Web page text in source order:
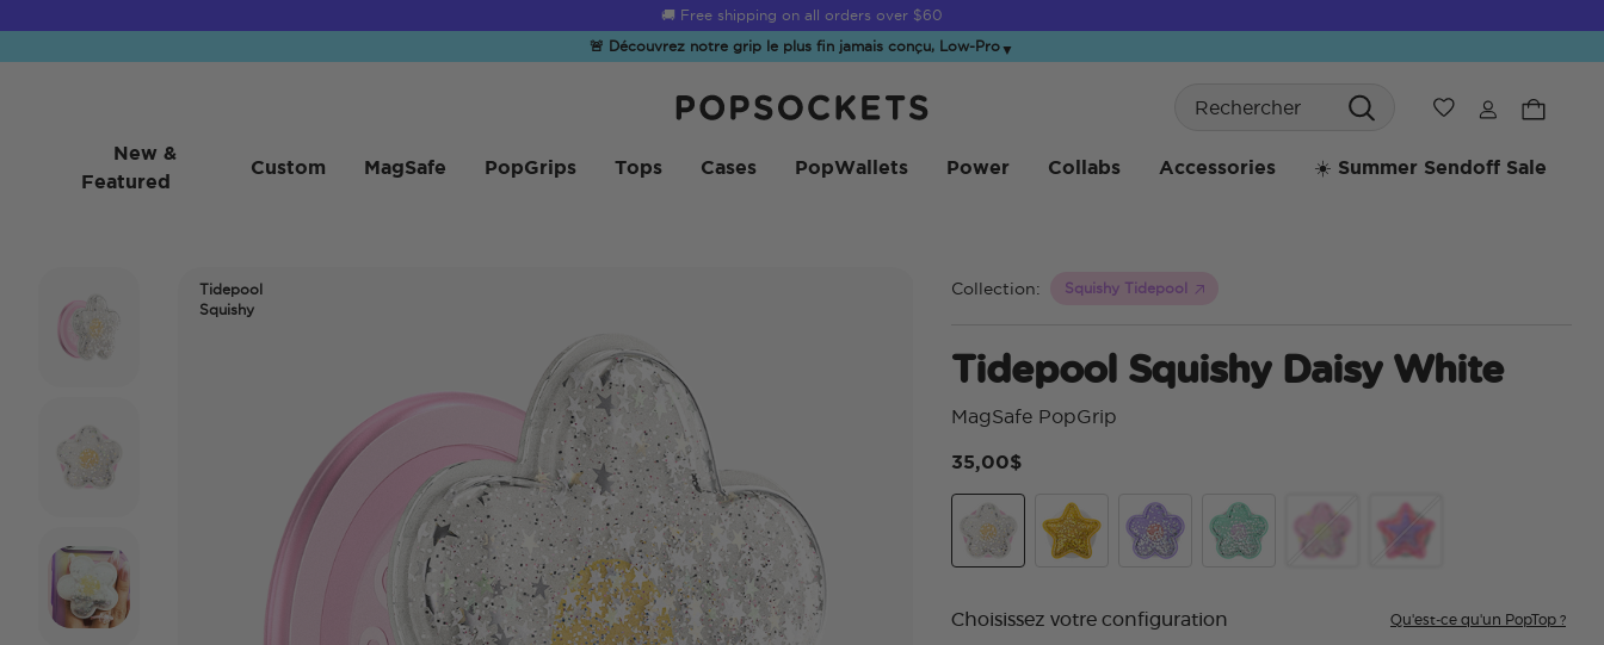
Summer Sendoff Sale is on 🚨 Up to 60% off
🚨 Découvrez notre grip le plus fin jamais conçu, Low-Pro▼
Liste de souhaits
New &
Featured
Custom MagSafe PopGrips Tops Cases PopWallets Power Collabs Accessories ☀️ Summer Sendoff Sale
Tidepool
Squishy
Collection: Squishy Tidepool
Tidepool Squishy Daisy White
MagSafe PopGrip
35,00$
Choisissez votre configuration Qu'est-ce qu'un PopTop ?